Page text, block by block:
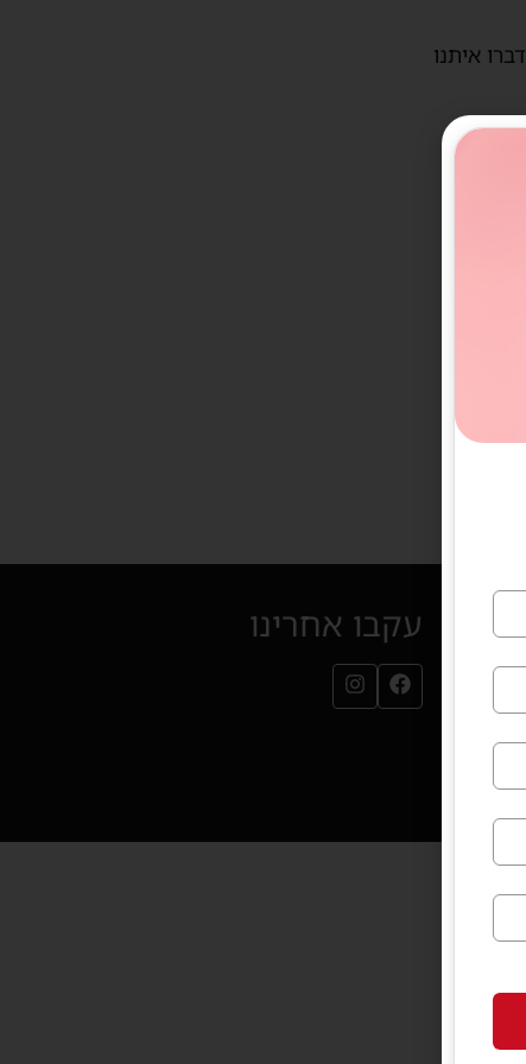
דברו איתנו
עקבו אחרינו
עמוד הפייסבוק שלנו (נפתח בחלון חדש)
עמוד האינסטגרם שלנו (נפתח בחלון